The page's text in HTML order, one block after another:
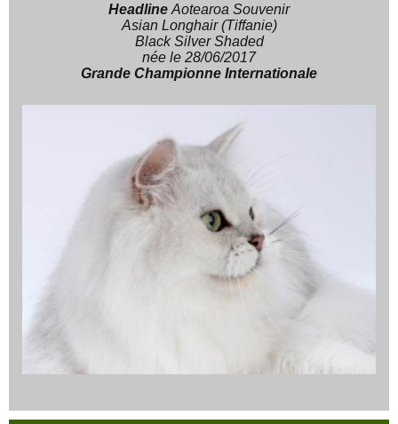
Headline Aotearoa Souvenir
Asian Longhair (Tiffanie)
Black Silver Shaded
née le 28/06/2017
Grande Championne Internationale